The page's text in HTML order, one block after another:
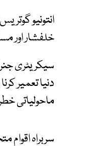
انتونیو
خلفشار اور
سیکریٹری
دنیا تعمیر
ماحولیاتی
سربراہ